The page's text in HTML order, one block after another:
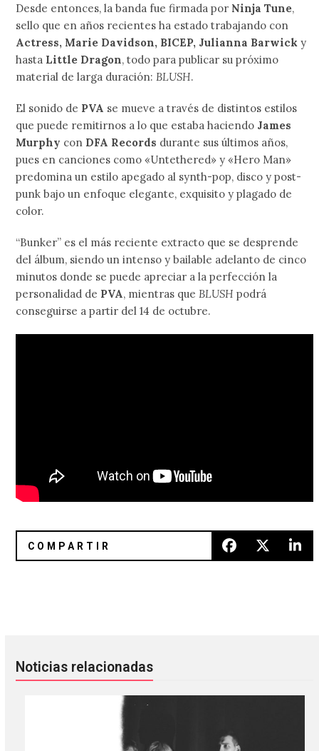
Desde entonces, la banda fue firmada por Ninja Tune,
sello que en años recientes ha estado trabajando con
Actress, Marie Davidson, BICEP, Julianna Barwick y
hasta Little Dragon, todo para publicar su próximo
material de larga duración: BLUSH.
El sonido de PVA se mueve a través de distintos estilos
que puede remitirnos a lo que estaba haciendo James
Murphy con DFA Records durante sus últimos años,
pues en canciones como «Untethered» y «Hero Man»
predomina un estilo apegado al synth-pop, disco y post-
punk bajo un enfoque elegante, exquisito y plagado de
color.
“Bunker” es el más reciente extracto que se desprende
del álbum, siendo un intenso y bailable adelanto de cinco
minutos donde se puede apreciar a la perfección la
personalidad de PVA, mientras que BLUSH podrá
conseguirse a partir del 14 de octubre.
Noticias relacionadas